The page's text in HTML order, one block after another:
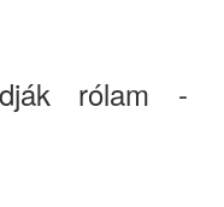
rólam -